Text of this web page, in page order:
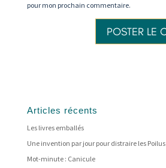
pour mon prochain commentaire.
Articles récents
Les livres emballés
Une invention par jour pour distraire les Poilus
Mot-minute : Canicule